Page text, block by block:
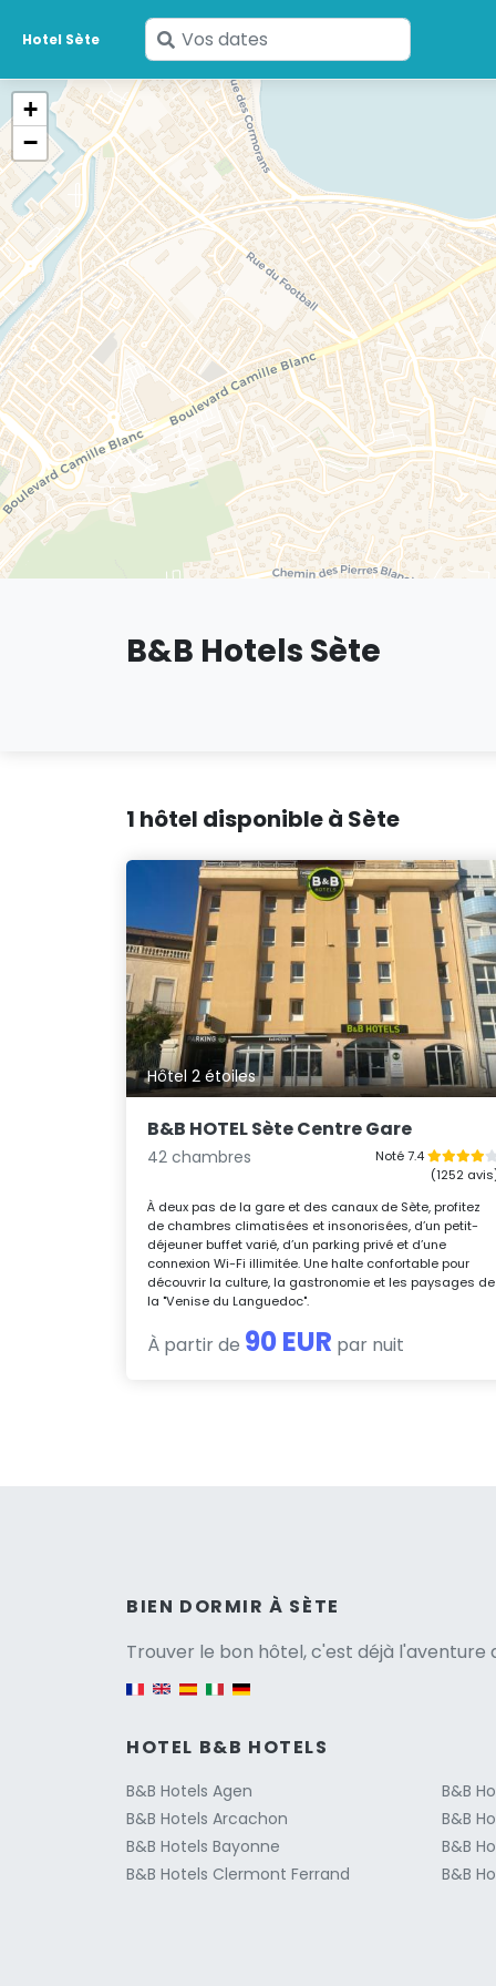
Hotel Sète
Saisissez
vos
dates
+
−
B&B Hotels Sète
1 hôtel disponible à Sète
Hôtel 2 étoiles
B&B HOTEL Sète Centre Gare
42 chambres
Noté 7.4
(1252
À deux pas de la gare et des canaux de Sète, profitez
de chambres climatisées et insonorisées, d’un petit-
déjeuner buffet varié, d’un parking privé et d’une
connexion Wi-Fi illimitée. Une halte confortable pour
découvrir la culture, la gastronomie et les paysages de
la "Venise du Languedoc".
À partir de 90 EUR par nuit
BIEN DORMIR À SÈTE
Trouver le bon hôtel, c'est déjà l'aventure
HOTEL B&B HOTELS
B&B Hotels Agen
B&B Hotels Arcachon
B&B Hotels Bayonne
B&B Hotels Clermont Ferrand
B&B
B&B
B&B
B&B